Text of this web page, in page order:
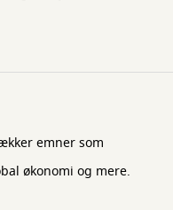
emner som
økonomi og mere.